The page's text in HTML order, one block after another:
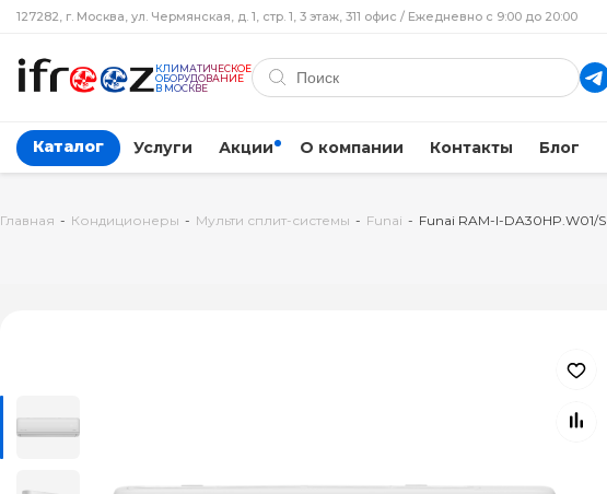
127282, г. Москва, ул. Чермянская, д. 1, стр. 1, 3 этаж, 311 офис / Ежедневно с 9:00 до 20:00
КЛИМАТИЧЕСКОЕ
ОБОРУДОВАНИЕ
В МОСКВЕ
Каталог Услуги Акции О компании Контакты Блог
Главная - Кондиционеры - Мульти сплит-системы - Funai - Funai RAM-I-DA30HP.W01/S